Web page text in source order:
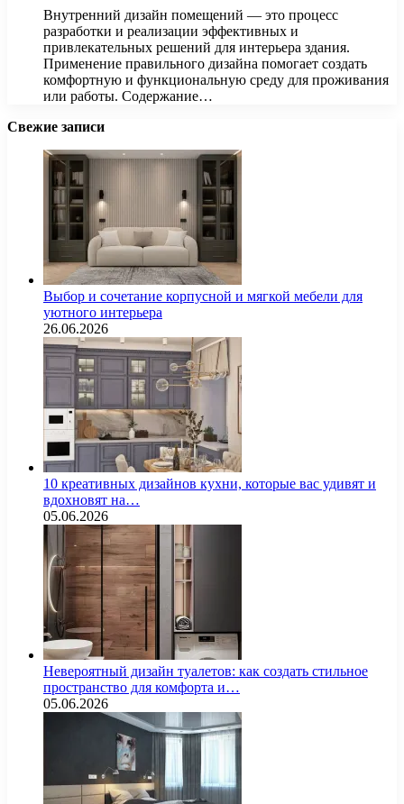
Внутренний дизайн помещений — это процесс
разработки и реализации эффективных и
привлекательных решений для интерьера здания.
Применение правильного дизайна помогает создать
комфортную и функциональную среду для проживания
или работы. Содержание…
Свежие записи
Выбор и сочетание корпусной и мягкой мебели для
уютного интерьера
26.06.2026
10 креативных дизайнов кухни, которые вас удивят и
вдохновят на…
05.06.2026
Невероятный дизайн туалетов: как создать стильное
пространство для комфорта и…
05.06.2026